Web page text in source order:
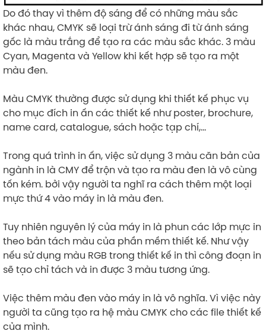
Do đó thay vì thêm độ sáng để có những màu sắc
khác nhau, CMYK sẽ loại trừ ánh sáng đi từ ánh sáng
gốc là màu trắng để tạo ra các màu sắc khác. 3 màu
Cyan, Magenta và Yellow khi kết hợp sẽ tạo ra một
màu đen.
Màu CMYK thường được sử dụng khi thiết kế phục vụ
cho mục đích in ấn các thiết kế như poster, brochure,
name card, catalogue, sách hoặc tạp chí,…
Trong quá trình in ấn, việc sử dụng 3 màu căn bản của
ngành in là CMY để trộn và tạo ra màu đen là vô cùng
tốn kém. bởi vậy người ta nghĩ ra cách thêm một loại
mực thứ 4 vào máy in là màu đen.
Tuy nhiên nguyên lý của máy in là phun các lớp mực in
theo bản tách màu của phần mềm thiết kế. Như vậy
nếu sử dụng màu RGB trong thiết kế in thì công đoạn in
sẽ tạo chỉ tách và in được 3 màu tương ứng.
Việc thêm màu đen vào máy in là vô nghĩa. Vì việc này
người ta cũng tạo ra hệ màu CMYK cho các file thiết kế
của mình.